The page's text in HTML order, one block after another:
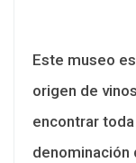
Este museo
origen de
encontrar
denominación